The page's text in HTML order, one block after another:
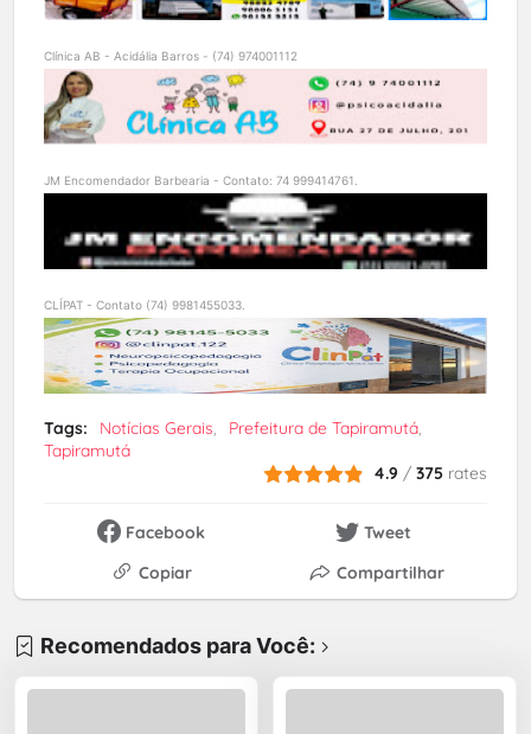
Clínica AB - Acidália Barros - (74) 974001112
JM Encomendador Barbearia - Contato: 74 999414761.
CLÍPAT - Contato (74) 9981455033.
Tags: Notícias Gerais
Prefeitura de Tapiramutá
Tapiramutá
4.9 /375 rates
Facebook
Tweet
Copiar
Compartilhar
Recomendados para Você: